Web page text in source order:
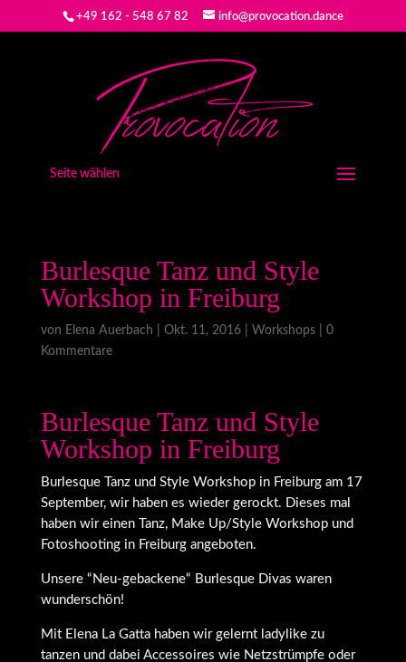
+49 162 - 548 67 82 info@provocation.dance
Seite wählen
Burlesque Tanz und Style
Workshop in Freiburg
von Elena Auerbach Okt. 11, 2016| Workshops| 0
Kommentare
Burlesque Tanz und Style
Workshop in Freiburg
Burlesque Tanz und Style Workshop in Freiburg am 17
September, wir haben es wieder gerockt. Dieses mal
haben wir einen Tanz, Make Up/Style Workshop und
Fotoshooting in Freiburg angeboten.
Unsere “Neu-gebackene“ Burlesque Divas waren
wunderschön!
Mit Elena La Gatta haben wir gelernt ladylike zu
tanzen und dabei Accessoires wie Netzstrümpfe oder